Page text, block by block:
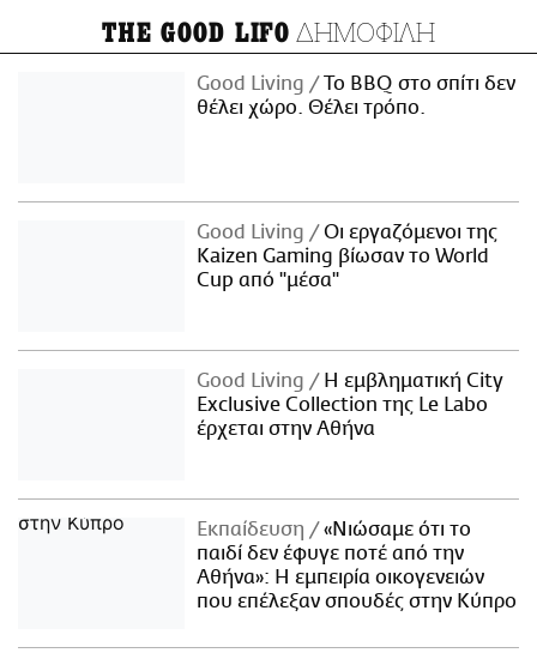
THE GOOD LIFO ΔΗΜΟΦΙΛΗ
Good Living
Το BBQ στο σπίτι δεν
θέλει χώρο. Θέλει τρόπο.
Good Living
Οι εργαζόμενοι της
Kaizen Gaming βίωσαν το World
Cup από "μέσα"
Good Living
Η εμβληματική City
Exclusive Collection της Le Labo
έρχεται στην Αθήνα
Εκπαίδευση
«Νιώσαμε ότι το
παιδί δεν έφυγε ποτέ από την
Αθήνα»: Η εμπειρία οικογενειών
που επέλεξαν σπουδές στην Κύπρο